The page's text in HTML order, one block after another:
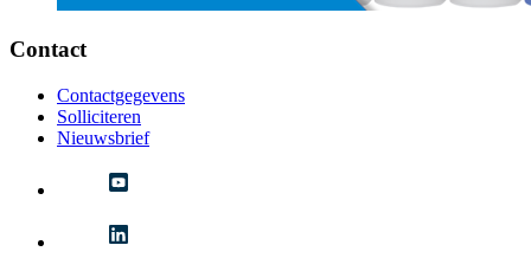
Contact
Contactgegevens
Solliciteren
Nieuwsbrief